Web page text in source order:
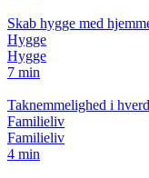
Skab hygge med
Hygge
Hygge
7 min
Taknemmelighed i
Familieliv
Familieliv
4 min